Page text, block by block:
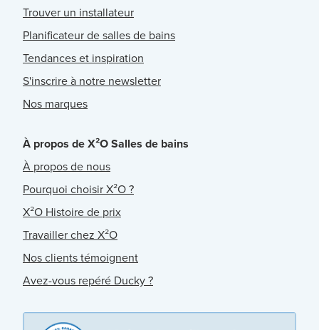
Trouver un installateur
Planificateur de salles de bains
Tendances et inspiration
S'inscrire à notre newsletter
Nos marques
À propos de X²O Salles de bains
À propos de nous
Pourquoi choisir X²O ?
X²O Histoire de prix
Travailler chez X²O
Nos clients témoignent
Avez-vous repéré Ducky ?